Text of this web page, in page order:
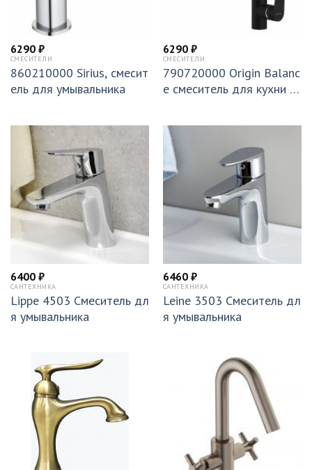
6290 ₽
СМЕСИТЕЛИ
860210000 Sirius, смесит
ель для умывальника
6290 ₽
СМЕСИТЕЛИ
790720000 Origin Balanc
e смеситель для кухни д
6400 ₽
САНТЕХНИКА
Lippe 4503 Смеситель дл
я умывальника
6460 ₽
САНТЕХНИКА
Leine 3503 Смеситель дл
я умывальника